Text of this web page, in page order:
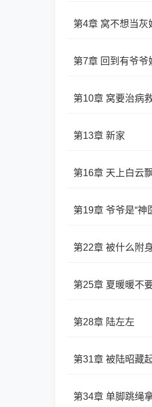
第4章 窝不想当灰
第7章 回到有爷爷
第10章 窝要治病救
第13章 新家
第16章 天上白云
第19章 爷爷是“神
第22章 被什么附身
第25章 夏暖暖不
第28章 陆左左
第31章 被陆昭藏
第34章 单脚跳绳